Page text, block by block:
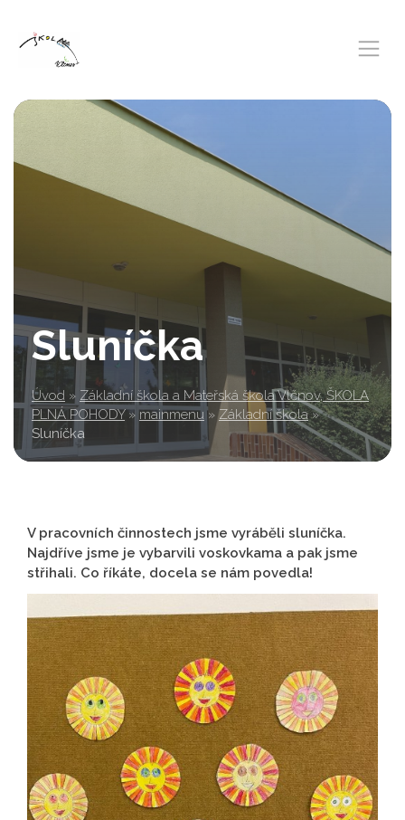
Sluníčka
Úvod » Základní škola a Mateřská škola Vlčnov, ŠKOLA
PLNÁ POHODY » mainmenu » Základní škola »
Sluníčka
V pracovních činnostech jsme vyráběli sluníčka.
Najdříve jsme je vybarvili voskovkama a pak jsme
střihali. Co říkáte, docela se nám povedla!